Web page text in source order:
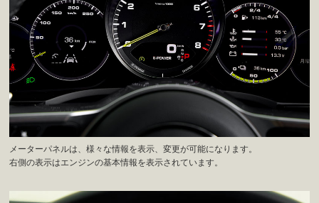
メーターパネルは、様々な情報を表示、変更が可能になります。
右側の表示はエンジンの基本情報を表示されています。